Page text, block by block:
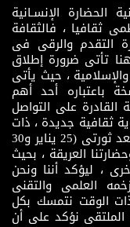
الإنسـانية
ثقافيا ، فالثقافة
التقدم والرقى فى
تأتى ضرورة إطلاق
، حيث يأتى
باعتباره أحد أهم
القادرة على التواصل
ثقافية جديدة ، ذات
مضمون ثقافى قادر على إثراء مرحلة ما بعد ثورتى (25 يناير و30
العريقة ، بحيث
، ليؤكد أننا ونحن
العلمى والتقنى
الوقت نتمسك بكل
الملتقى نؤكد على أن